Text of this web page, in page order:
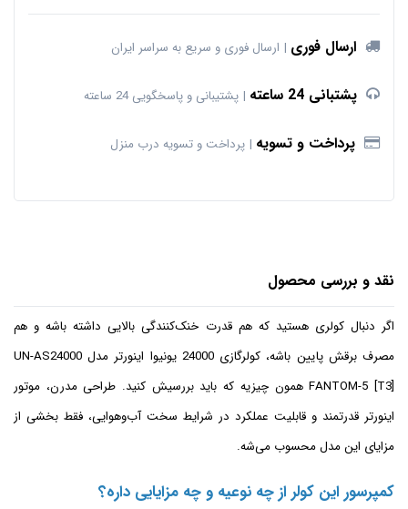
ارسال فوری ارسال فوری و سریع به سراسر ایران
پشتبانی 24 ساعته پشتیبانی و پاسخگویی 24 ساعته
پرداخت و تسویه پرداخت و تسویه درب منزل
نقد و بررسی محصول
اگر دنبال کولری هستید که هم قدرت خنک‌کنندگی بالایی داشته باشه و هم
مصرف برقش پایین باشه، کولرگازی 24000 یونیوا اینورتر مدل UN-AS24000
FANTOM-5 [T3] همون چیزیه که باید بررسیش کنید. طراحی مدرن، موتور
اینورتر قدرتمند و قابلیت عملکرد در شرایط سخت آب‌وهوایی، فقط بخشی از
مزایای این مدل محسوب می‌شه.
کمپرسور این کولر از چه نوعیه و چه مزایایی داره؟